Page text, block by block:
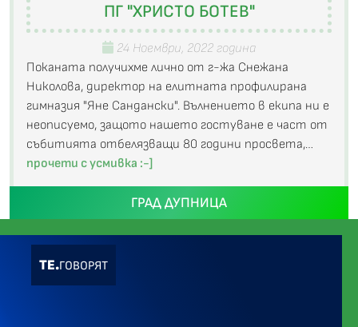
ПГ "ХРИСТО БОТЕВ"
24 Ноември, 2022 година
Поканата получихме лично от г-жа Снежана
Николова, директор на елитната профилирана
гимназия "Яне Сандански". Вълнението в екипа ни е
неописуемо, защото нашето гостуване е част от
събитията отбелязващи 80 години просвета,…
прочети с усмивка :-]
ГРАД ДУПНИЦА
ТЕ.ГОВОРЯТ